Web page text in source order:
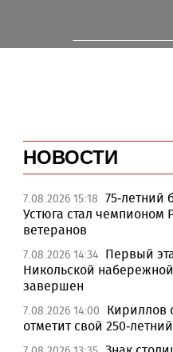
НОВОСТИ
7.08.2026 15:18 75-летний
Устюга стал чемпионом
ветеранов
7.08.2026 14:34 Первый
Никольской
завершен
7.08.2026 14:00
Кириллов
отметит свой 250-